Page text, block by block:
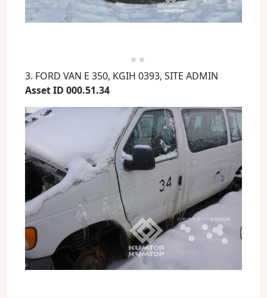
3. FORD VAN E 350, KGIH 0393, SITE ADMIN
Asset ID 000.51.34